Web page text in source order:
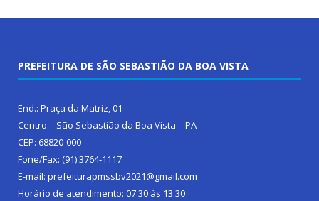
PREFEITURA DE SÃO SEBASTIÃO DA BOA VISTA
End.: Praça da Matriz, 01
Centro – São Sebastião da Boa Vista – PA
CEP: 68820-000
Fone/Fax: (91) 3764-1117
E-mail: prefeiturapmssbv2021@gmail.com
Horário de atendimento: 07:30 às 13:30